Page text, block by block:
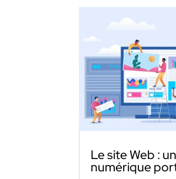
Le site Web :
numérique